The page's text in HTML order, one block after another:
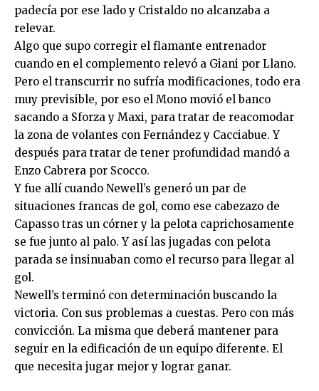
padecía por ese lado y Cristaldo no alcanzaba a
relevar.
Algo que supo corregir el flamante entrenador
cuando en el complemento relevó a Giani por Llano.
Pero el transcurrir no sufría modificaciones, todo era
muy previsible, por eso el Mono movió el banco
sacando a Sforza y Maxi, para tratar de reacomodar
la zona de volantes con Fernández y Cacciabue. Y
después para tratar de tener profundidad mandó a
Enzo Cabrera por Scocco.
Y fue allí cuando Newell’s generó un par de
situaciones francas de gol, como ese cabezazo de
Capasso tras un córner y la pelota caprichosamente
se fue junto al palo. Y así las jugadas con pelota
parada se insinuaban como el recurso para llegar al
gol.
Newell’s terminó con determinación buscando la
victoria. Con sus problemas a cuestas. Pero con más
convicción. La misma que deberá mantener para
seguir en la edificación de un equipo diferente. El
que necesita jugar mejor y lograr ganar.